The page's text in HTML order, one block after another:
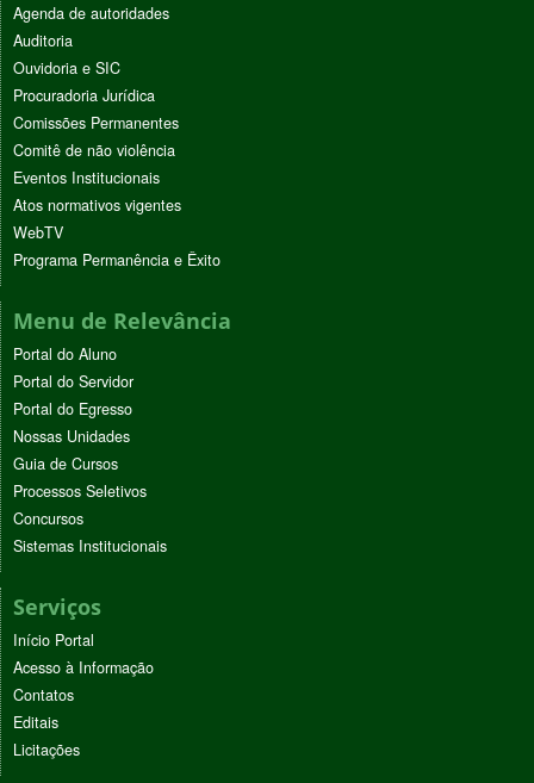
Agenda de autoridades
Auditoria
Ouvidoria e SIC
Procuradoria Jurídica
Comissões Permanentes
Comitê de não violência
Eventos Institucionais
Atos normativos vigentes
WebTV
Programa Permanência e Êxito
Menu de Relevância
Portal do Aluno
Portal do Servidor
Portal do Egresso
Nossas Unidades
Guia de Cursos
Processos Seletivos
Concursos
Sistemas Institucionais
Serviços
Início Portal
Acesso à Informação
Contatos
Editais
Licitações